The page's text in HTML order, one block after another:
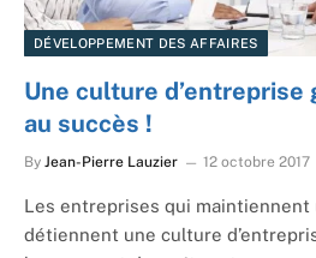
DÉVELOPPEMENT DES AFFAIRES
Une culture d’entreprise
au succès !
By Jean-Pierre Lauzier 12 octobre 2017
Les entreprises qui maintiennent
détiennent une culture